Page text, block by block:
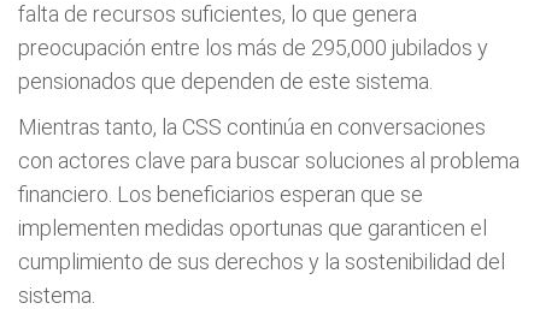
falta de recursos suficientes, lo que genera
preocupación entre los más de 295,000 jubilados y
pensionados que dependen de este sistema.
Mientras tanto, la CSS continúa en conversaciones
con actores clave para buscar soluciones al problema
financiero. Los beneficiarios esperan que se
implementen medidas oportunas que garanticen el
cumplimiento de sus derechos y la sostenibilidad del
sistema.